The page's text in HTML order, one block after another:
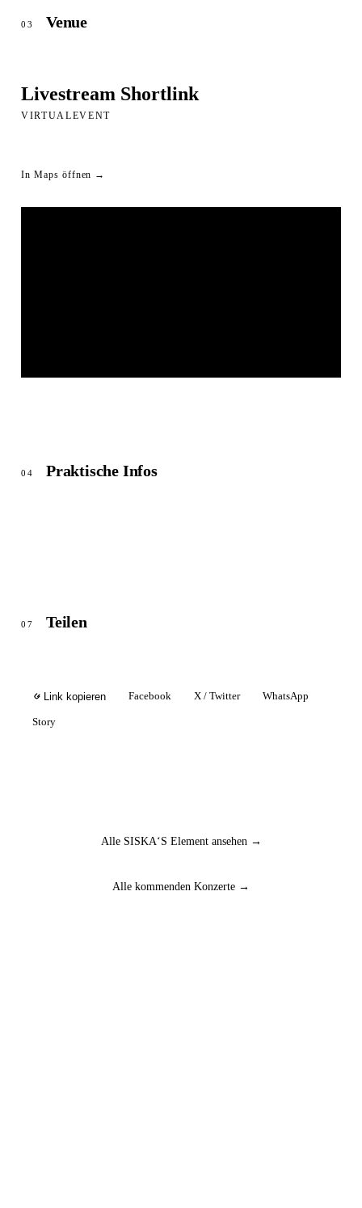
03 Venue
Livestream Shortlink
VIRTUALEVENT
In Maps öffnen →
04 Praktische Infos
07 Teilen
Link kopieren Facebook X / Twitter WhatsApp
Story
Alle SISKA‘S Element ansehen →
Alle kommenden Konzerte →